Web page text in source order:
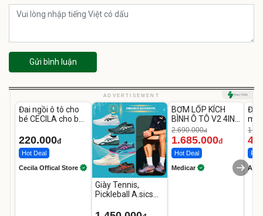
Gửi bình luận
ADVERTISEMENT
Đai ngồi ô tô cho
bé CECILA cho bé
220.000đ
Hot Deal
Cecila Offical Store
Giày Tennis,
Pickleball A.sics
Các Phối Màu
-37%
BƠM LỐP KÍCH
BÌNH Ô TÔ V2 4IN1
Medicar
12.000mAh
2.690.000đ
1.685.000đ
Hot Deal
Medicar A